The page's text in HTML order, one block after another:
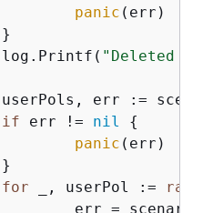
panic (err)
		log.Printf(
"Deleted
if err != nil
{
panic (err)
for _, userPol := range